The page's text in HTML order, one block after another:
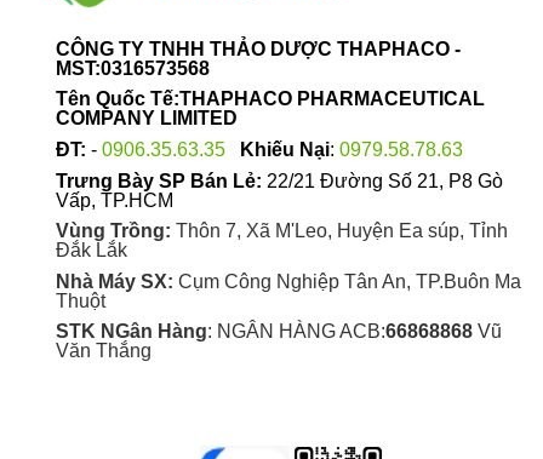
được
chọn
trên
trang
sản
được
trên
sản
CÔNG TY TNHH THẢO DƯỢC THAPHACO -
MST:0316573568
Tên Quốc Tế:THAPHACO PHARMACEUTICAL
COMPANY LIMITED
ĐT: - 0906.35.63.35 Khiếu Nại: 0979.58.78.63
Trưng Bày SP Bán Lẻ: 22/21 Đường Số 21, P8 Gò
Vấp, TP.HCM
Vùng Trồng: Thôn 7, Xã M'Leo, Huyện Ea súp, Tỉnh
Đắk Lắk
Nhà Máy SX: Cụm Công Nghiệp Tân An, TP.Buôn Ma
Thuột
STK NGân Hàng: NGÂN HÀNG ACB:66868868Vũ
Văn Thắng